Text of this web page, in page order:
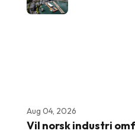
Aug 04, 2026
Vil norsk industri